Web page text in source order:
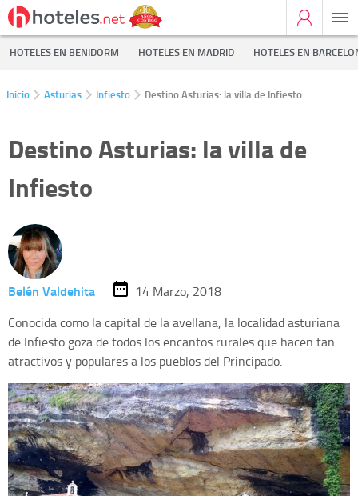
HOTELES EN BENIDORM HOTELES EN MADRID HOTELES EN
Inicio Asturias Infiesto Destino Asturias: la villa de Infiesto
Destino Asturias: la villa de
Infiesto
Belén Valdehita
14 Marzo, 2018
Conocida como la capital de la avellana, la localidad asturiana
de Infiesto goza de todos los encantos rurales que hacen tan
atractivos y populares a los pueblos del Principado.